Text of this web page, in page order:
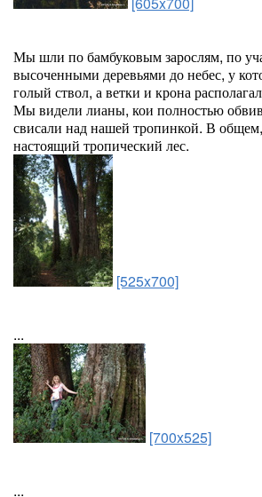
Мы шли по бамбуковым зарослям, по
высоченными деревьями до небес, у
голый ствол, а ветки и крона
Мы видели лианы, кои полностью
свисали над нашей тропинкой. В
настоящий тропический лес.
[525x700]
...
[700x525]
...